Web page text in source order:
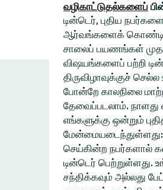
வழிகாட்டுதல்களைப்
டின்டெர், புதிய
ஆர்வங்களைக்
சாலைப் பயணங்கள் முதல்
விஷயங்களைப் பற்றி
திருவிழாவுக்குச்
போன்றே காலநிலை
தேவைப்படலாம்.
எங்களுக்கு ஒன்றும்
மேன்மையடைந்துள்ளது:
செய்கின்ற நபர்களால்
டின்டெர்
சந்திக்கவும் அல்லது